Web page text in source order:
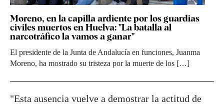
Moreno, en la capilla ardiente por los guardias
civiles muertos en Huelva: "La batalla al
narcotráfico la vamos a ganar"
El presidente de la Junta de Andalucía en funciones, Juanma
Moreno, ha mostrado su tristeza por la muerte de los […]
"Esta ausencia vuelve a demostrar la actitud de